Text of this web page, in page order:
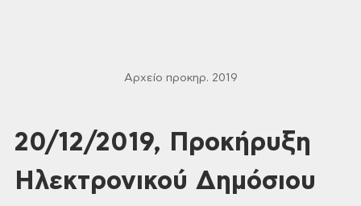
Αρχείο προκηρ. 2019
20/12/2019, Προκήρυξη
Ηλεκτρονικού Δημόσιου